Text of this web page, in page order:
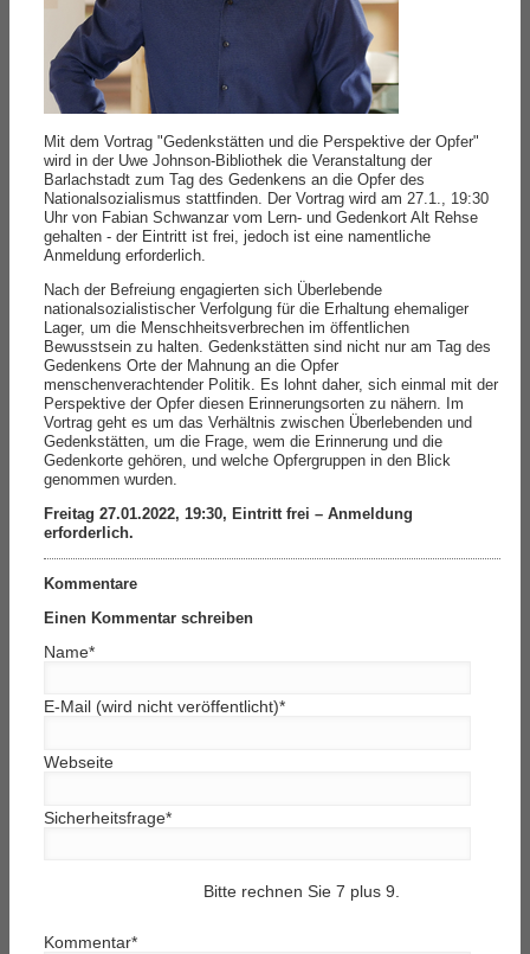
Mit dem Vortrag "Gedenkstätten und die Perspektive der Opfer"
wird in der Uwe Johnson-Bibliothek die Veranstaltung der
Barlachstadt zum Tag des Gedenkens an die Opfer des
Nationalsozialismus stattfinden. Der Vortrag wird am 27.1., 19:30
Uhr von Fabian Schwanzar vom Lern- und Gedenkort Alt Rehse
gehalten - der Eintritt ist frei, jedoch ist eine namentliche
Anmeldung erforderlich.
Nach der Befreiung engagierten sich Überlebende
nationalsozialistischer Verfolgung für die Erhaltung ehemaliger
Lager, um die Menschheitsverbrechen im öffentlichen
Bewusstsein zu halten. Gedenkstätten sind nicht nur am Tag des
Gedenkens Orte der Mahnung an die Opfer
menschenverachtender Politik. Es lohnt daher, sich einmal mit der
Perspektive der Opfer diesen Erinnerungsorten zu nähern. Im
Vortrag geht es um das Verhältnis zwischen Überlebenden und
Gedenkstätten, um die Frage, wem die Erinnerung und die
Gedenkorte gehören, und welche Opfergruppen in den Blick
genommen wurden.
Freitag 27.01.2022, 19:30, Eintritt frei – Anmeldung
erforderlich.
Kommentare
Einen Kommentar schreiben
Name*
E-Mail (wird nicht veröffentlicht)*
Webseite
Sicherheitsfrage*
Bitte rechnen Sie 7 plus 9.
Kommentar*